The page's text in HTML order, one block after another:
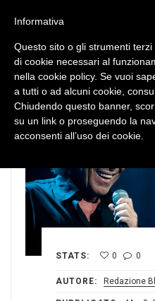
STATS: 0 0
AUTORE: Redazione
Informativa
Questo sito o gli strumenti
di cookie necessari al
nella cookie policy. Se vuoi
a tutti o ad alcuni cookie,
Chiudendo questo banner,
su un link o proseguendo la
acconsenti all’uso dei cookie.